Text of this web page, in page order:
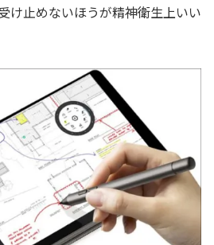
け止めないほうが精神衛生上いい